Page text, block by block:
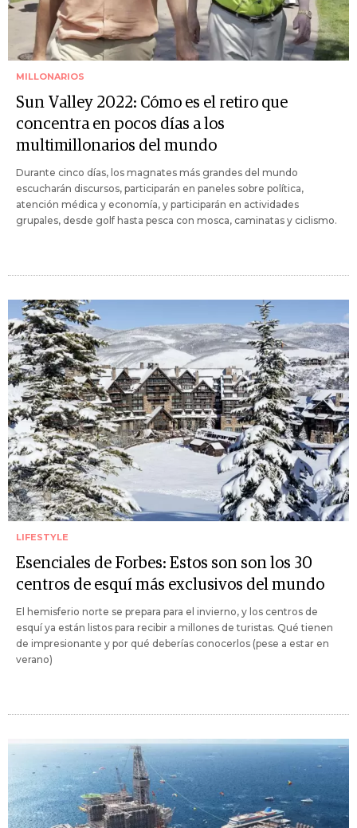
MILLONARIOS
Sun Valley 2022: Cómo es el retiro que
concentra en pocos días a los
multimillonarios del mundo
Durante cinco días, los magnates más grandes del mundo
escucharán discursos, participarán en paneles sobre política,
atención médica y economía, y participarán en actividades
grupales, desde golf hasta pesca con mosca, caminatas y ciclismo.
LIFESTYLE
Esenciales de Forbes: Estos son son los 30
centros de esquí más exclusivos del mundo
El hemisferio norte se prepara para el invierno, y los centros de
esquí ya están listos para recibir a millones de turistas. Qué tienen
de impresionante y por qué deberías conocerlos (pese a estar en
verano)